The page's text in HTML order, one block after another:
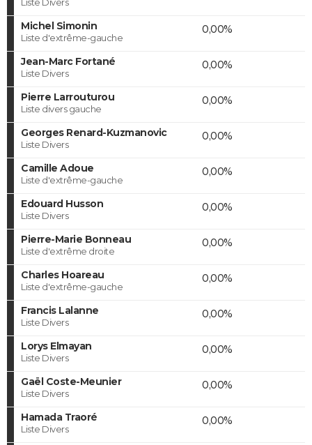
Michel Simonin
Liste d'extrême-gauche
0,00%
Jean-Marc Fortané
Liste Divers
0,00%
Pierre Larrouturou
Liste divers gauche
0,00%
Georges Renard-Kuzmanovic
Liste Divers
0,00%
Camille Adoue
Liste d'extrême-gauche
0,00%
Edouard Husson
Liste Divers
0,00%
Pierre-Marie Bonneau
Liste d'extrême droite
0,00%
Charles Hoareau
Liste d'extrême-gauche
0,00%
Francis Lalanne
Liste Divers
0,00%
Lorys Elmayan
Liste Divers
0,00%
Gaël Coste-Meunier
Liste Divers
0,00%
Hamada Traoré
Liste Divers
0,00%